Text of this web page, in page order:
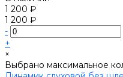
1 200 ₽
1 200 ₽
-
+
×
Выбрано максимальное